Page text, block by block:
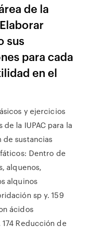
de la
sus
para cada
en el
y ejercicios
la IUPAC para la
sustancias
Dentro de
alquenos,
alquinos
sp y. 159
ácidos
Reducción de